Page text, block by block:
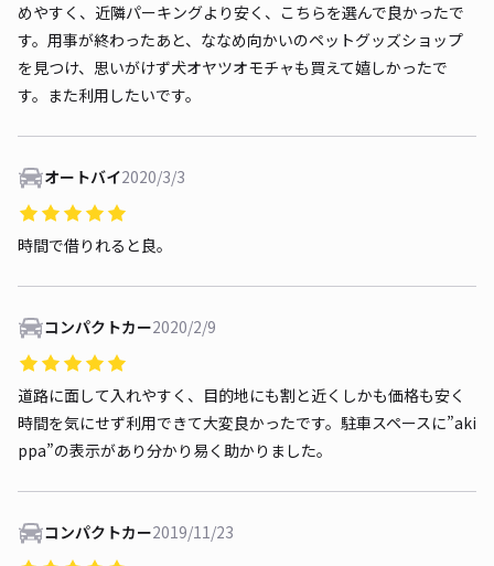
めやすく、近隣パーキングより安く、こちらを選んで良かったで
す。用事が終わったあと、ななめ向かいのペットグッズショップ
を見つけ、思いがけず犬オヤツオモチャも買えて嬉しかったで
す。また利用したいです。
オートバイ2020/3/3
時間で借りれると良。
コンパクトカー2020/2/9
道路に面して入れやすく、目的地にも割と近くしかも価格も安く
時間を気にせず利用できて大変良かったです。駐車スペースに”aki
ppa”の表示があり分かり易く助かりました。
コンパクトカー2019/11/23